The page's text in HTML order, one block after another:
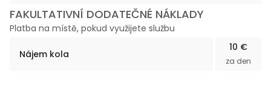
FAKULTATIVNÍ DODATEČNÉ NÁKLADY
Platba na místě, pokud využijete službu
Nájem kola
10 €
za den